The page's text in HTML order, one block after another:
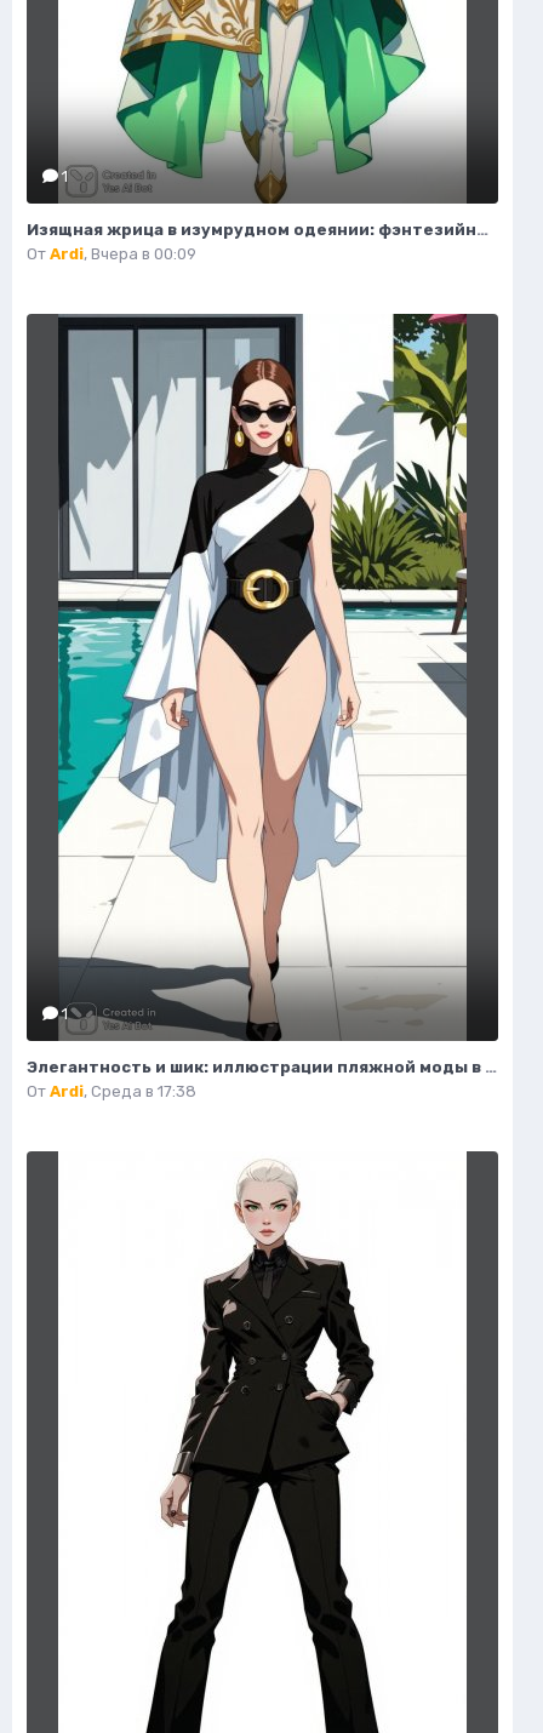
1
Изящная жрица в изумрудном одеянии: фэнтезийный портрет. Картинка из нейронной сети Flux.1
От Ardi, Вчера в 00:09
1
Элегантность и шик: иллюстрации пляжной моды в стиле люкс. Картинка из нейросети Flux
От Ardi, Среда в 17:38